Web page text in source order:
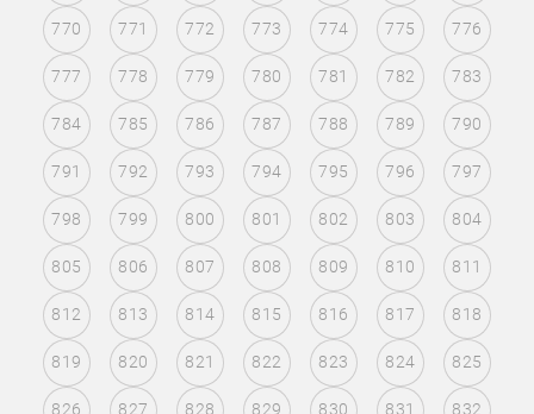
770 771 772 773 774 775 776
777 778 779 780 781 782 783
784 785 786 787 788 789 790
791 792 793 794 795 796 797
798 799 800 801 802 803 804
805 806 807 808 809 810 811
812 813 814 815 816 817 818
819 820 821 822 823 824 825
826 827 828 829 830 831 832